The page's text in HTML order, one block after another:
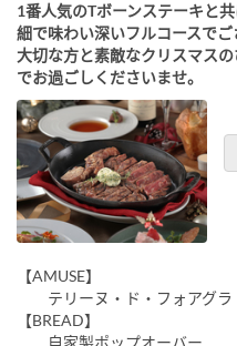
1番人気のTボーンステーキと
細で味わい深いフルコースでご
大切な方と素敵なクリスマス
でお過ごしくださいませ。
【AMUSE】
テリーヌ・ド・フォアグラ
【BREAD】
自家製ポップオーバー